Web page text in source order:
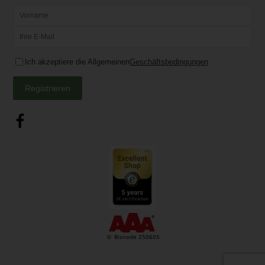
Ich akzeptiere die AllgemeinenGeschäftsbedingungen
Registrieren